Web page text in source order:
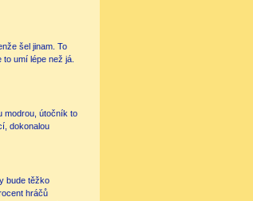
šel jinam. To
umí lépe než já.
modrou, útočník to
dokonalou
bude těžko
hráčů